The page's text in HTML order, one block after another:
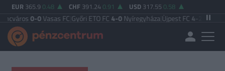
EUR 365.9 0.48 CHF 391.24 0.91 USD 317.55 0.58
0Vasas FC|Győri ETO FC4-0Nyíregyháza|Újpest FC4-2Debreceni VSC